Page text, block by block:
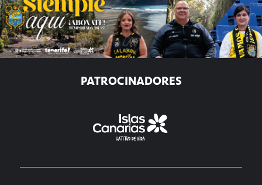
PATROCINADORES